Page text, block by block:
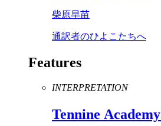
柴原早苗
通訳者のひよこたちへ
Features
INTERPRETATION
Tennine Academy